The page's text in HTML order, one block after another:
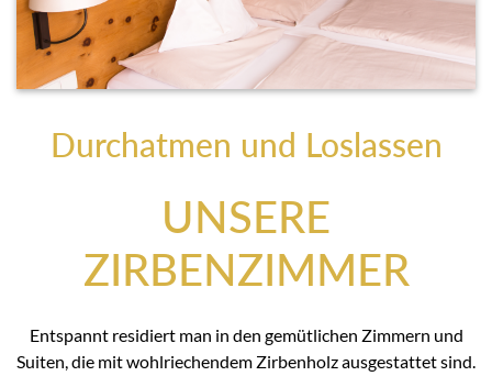
Durchatmen und Loslassen
UNSERE
ZIRBENZIMMER
Entspannt residiert man in den gemütlichen Zimmern und
Suiten, die mit wohlriechendem Zirbenholz ausgestattet sind.